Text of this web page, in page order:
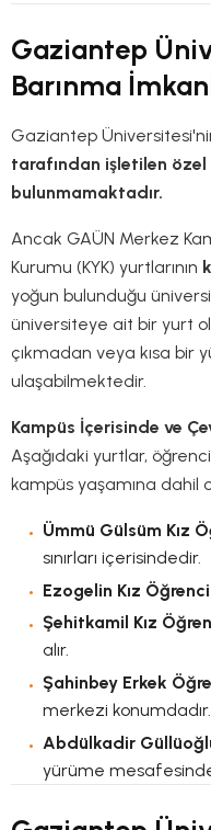
Gaziantep
Barınma
Gaziantep
tarafından işletilen
bulunmamaktadır.
Ancak GAÜN Merkez
Kurumu (KYK) yurtlarının
yoğun bulunduğu
üniversiteye ait bir yurt
çıkmadan veya kısa bir
ulaşabilmektedir.
Kampüs İçerisinde ve
Aşağıdaki yurtlar,
kampüs yaşamına dahil
Ümmü Gülsüm Kız
sınırları içerisindedir.
Ezogelin Kız
Şehitkamil Kız
alır.
Şahinbey Erkek
merkezi konumdadır.
Abdülkadir
yürüme